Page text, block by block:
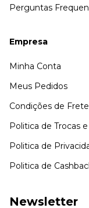
Perguntas
Empresa
Minha Conta
Meus Pedidos
Condições de
Politica de Trocas
Politica de
Politica de
Newsletter